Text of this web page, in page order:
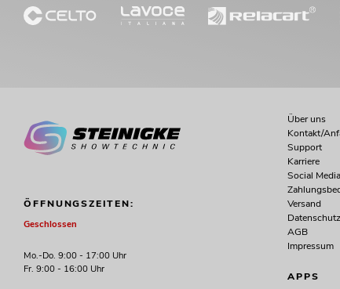
ÖFFNUNGSZEITEN:
Geschlossen
Mo.-Do. 9:00 - 17:00 Uhr
Fr. 9:00 - 16:00 Uhr
Über uns
Kontakt/
Support
Karriere
Social Media
Versand
Datenschutz
AGB
Impressum
APPS